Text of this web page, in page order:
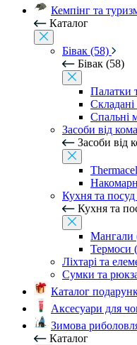
Кемпінг та
Каталог
Бівак (58)
Бівак (58)
Палатки
Спальні
Засоби від
Засоби від
Кухня та
Кухня та
Мангали
Термоси
Ліхтарі та
Сумки та
Каталог
Аксесуари для
Зимова
Каталог